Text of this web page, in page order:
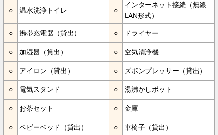
温水洗浄トイレ
インターネット接続（無線
LAN形式）
携帯充電器（貸出） ドライヤー
加湿器（貸出） 空気清浄機
アイロン（貸出） ズボンプレッサー（貸出）
電気スタンド 湯沸かしポット
お茶セット 金庫
ベビーベッド（貸出） 車椅子（貸出）